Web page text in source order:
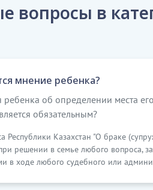
вопросы в
мнение ребенка?
ребенка об определении места
обязательным?
Республики Казахстан "О браке
решении в семье любого вопроса,
в ходе любого судебного или